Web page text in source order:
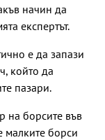
начин да
експертът.
е да запази
който да
пазари.
на борсите във
малките борси